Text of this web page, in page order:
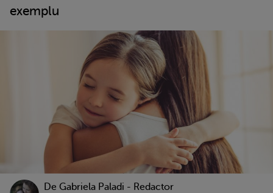
exemplu
De Gabriela Paladi - Redactor